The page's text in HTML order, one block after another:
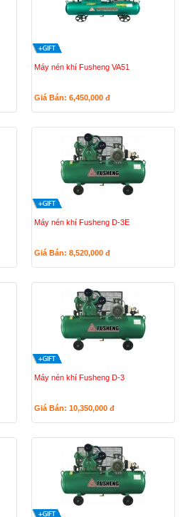
Máy nén khí Fusheng VA51
Giá Bán: 6,450,000 đ
Máy nén khí Fusheng D-3E
Giá Bán: 8,520,000 đ
Máy nén khí Fusheng D-3
Giá Bán: 10,350,000 đ